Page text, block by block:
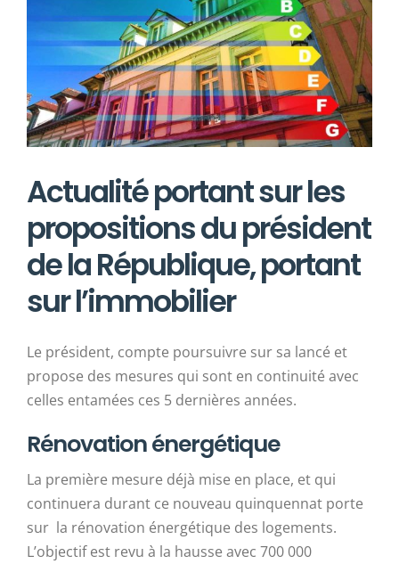
agrandie
Actualité portant sur les
propositions du président
de la République, portant
sur l’immobilier
Le président, compte poursuivre sur sa lancé et
propose des mesures qui sont en continuité avec
celles entamées ces 5 dernières années.
Rénovation énergétique
La première mesure déjà mise en place, et qui
continuera durant ce nouveau quinquennat porte
sur la rénovation énergétique des logements.
L’objectif est revu à la hausse avec 700 000